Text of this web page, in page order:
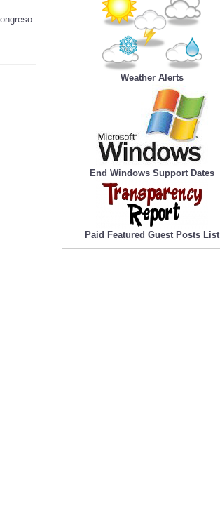
Weather Alerts
End Windows Support Dates
Paid Featured Guest Posts List